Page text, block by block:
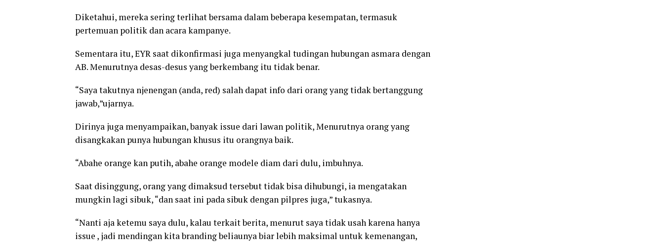
Diketahui, mereka sering terlihat bersama dalam beberapa kesempatan, termasuk
pertemuan politik dan acara kampanye.
Sementara itu, EYR saat dikonfirmasi juga menyangkal tudingan hubungan asmara dengan
AB. Menurutnya desas-desus yang berkembang itu tidak benar.
“Saya takutnya njenengan (anda, red) salah dapat info dari orang yang tidak bertanggung
jawab,”ujarnya.
Dirinya juga menyampaikan, banyak issue dari lawan politik, Menurutnya orang yang
disangkakan punya hubungan khusus itu orangnya baik.
“Abahe orange kan putih, abahe orange modele diam dari dulu, imbuhnya.
Saat disinggung, orang yang dimaksud tersebut tidak bisa dihubungi, ia mengatakan
mungkin lagi sibuk, “dan saat ini pada sibuk dengan pilpres juga,” tukasnya.
“Nanti aja ketemu saya dulu, kalau terkait berita, menurut saya tidak usah karena hanya
issue , jadi mendingan kita branding beliaunya biar lebih maksimal untuk kemenangan,